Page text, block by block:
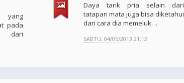
yang
pada
dari
Daya tarik pria selain dari
tatapan mata juga bisa diketahui
dari cara dia memeluk. ..
SABTU, 04/05/2013 21:12